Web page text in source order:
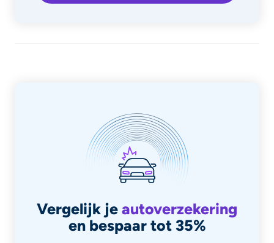
Vergelijk je autoverzekering
en bespaar tot 35%